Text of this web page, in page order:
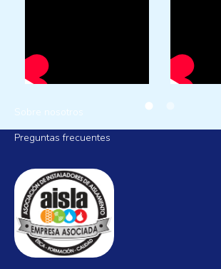
AISLAMIENTOS LA MANCHA
Sobre nosotros
Preguntas frecuentes